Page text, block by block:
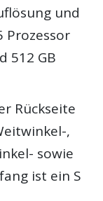
und
Prozessor
512 GB
Rückseite
,
sowie
ist ein S